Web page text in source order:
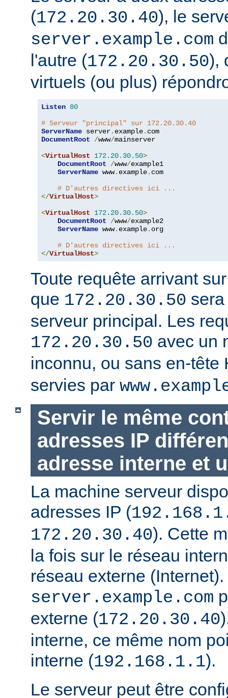
(172.20.30.40), le
server.example.com
l'autre (172.20.30.50),
virtuels (ou plus)
Listen 80
# Serveur "principal" sur 172.20.30.40
ServerName server. example.
DocumentRoot
/www/mainserver
<VirtualHost 172.20. 30.50>
DocumentRoot
/www/example1
ServerName www. example. com
# D'autres directives ici ...
</VirtualHost>
<VirtualHost 172.20. 30.50>
DocumentRoot
/www/example2
ServerName www. example. org
# D'autres directives ici ...
</VirtualHost>
Toute requête arrivant
que 172.20.30.50
serveur principal. Les
172.20.30.50 avec un
inconnu, ou sans en-tête
servies par
Servir le même
adresses IP
adresse interne et
La machine serveur
adresses IP (
172.20.30.40). Cette
la fois sur le réseau
réseau externe
server.example.com
externe (172.20.30.40
interne, ce même nom
interne (192.168.1.1).
Le serveur peut être